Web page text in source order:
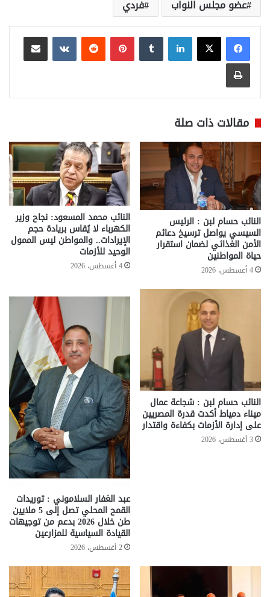
عضو مجلس النواب
فردي
لينكدإن بينتيريست
مشاركة عبر البريد
طباعة
مقالات ذات صلة
النائب حسام لبن : الرئيس
السيسي يواصل ترسيخ دعائم
الأمن الغذائي لضمان استقرار
حياة المواطنين
4 أغسطس، 2026
النائب محمد المسعود: نجاح وزير
الكهرباء لا يُقاس بريادة حجم
الإيرادات.. والمواطن ليس الممول
الوحيد للأزمات
4 أغسطس، 2026
النائب حسام لبن : شجاعة عمال
ميناء دمياط أكدت قدرة المصريين
على إدارة الأزمات بكفاءة واقتدار
3 أغسطس، 2026
عبد الغفار السلاموني : توريدات
القمح المحلي تصل إلى 5 ملايين
طن خلال 2026 بدعم من توجيهات
القيادة السياسية للمزارعين
2 أغسطس، 2026